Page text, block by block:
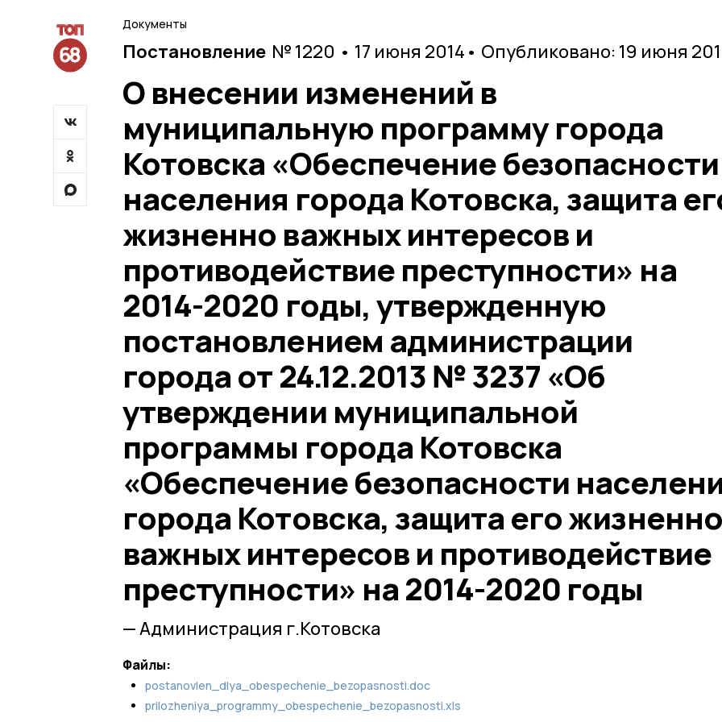
Документы
Постановление № 1220 • 17 июня 2014 • Опубликовано: 19 июня
О внесении изменений в
муниципальную программу города
Котовска «Обеспечение безопасности
населения города Котовска, защита
жизненно важных интересов и
противодействие преступности» на
2014-2020 годы, утвержденную
постановлением администрации
города от 24.12.2013 № 3237 «Об
утверждении муниципальной
программы города Котовска
«Обеспечение безопасности
города Котовска, защита его жизненно
важных интересов и противодействие
преступности» на 2014-2020 годы
— Администрация г.Котовска
Файлы:
postanovlen_dlya_obespechenie_bezopasnosti.doc
prilozheniya_programmy_obespechenie_bezopasnosti.xls